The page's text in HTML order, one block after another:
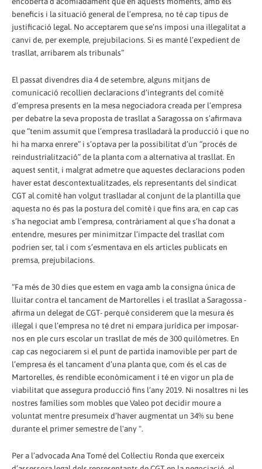
beneficis i la situació general de l’empresa, no té cap tipus de
justificació legal. No acceptarem que se’ns imposi una il·legalitat a
canvi de, per exemple, prejubilacions. Si es manté l’expedient de
trasllat, arribarem als tribunals”
El passat divendres dia 4 de setembre, alguns mitjans de
comunicació recollien declaracions d’integrants del comitè
d’empresa presents en la mesa negociadora creada per l’empresa
per debatre la seva proposta de trasllat a Saragossa on s’afirmava
que “tenim assumit que l’empresa traslladarà la producció i que no
hi ha marxa enrere” i s’optava per la possibilitat d’un “procés de
reindustrialització” de la planta com a alternativa al trasllat. En
aquest sentit, i malgrat admetre que aquestes declaracions poden
haver estat descontextualitzades, els representants del sindicat
CGT al comitè han volgut traslladar al conjunt de la plantilla que
aquesta no és pas la postura del comitè i que fins ara, en cap cas
s’ha negociat amb l’empresa, contràriament al que s’ha donat a
entendre, mesures per minimitzar l’impacte del trasllat com
podrien ser, tal i com s’esmentava en els articles publicats en
premsa, prejubilacions.
“Fa més de 30 dies que estem en vaga amb la consigna única de
lluitar contra el tancament de Martorelles i el trasllat a Saragossa -
afirma un delegat de CGT- perquè considerem que la mesura és
il·legal i que l’empresa no té dret ni empara jurídica per imposar-
nos en ple curs escolar un trasllat de més de 300 quilòmetres. En
cap cas negociarem si el punt de partida inamovible per part de
l’empresa és el tancament d’una planta que, com és el cas de
Martorelles, és rendible econòmicament i té en vigor un pla de
viabilitat que assegura producció fins l’any 2019. Ni nosaltres ni les
nostres famílies som mobles que Valeo pot decidir moure a
voluntat mentre presumeix d’haver augmentat un 34% su bene
durante el primer semestre de l'any ".
Per a l’advocada Ana Tomé del Col·lectiu Ronda que exerceix